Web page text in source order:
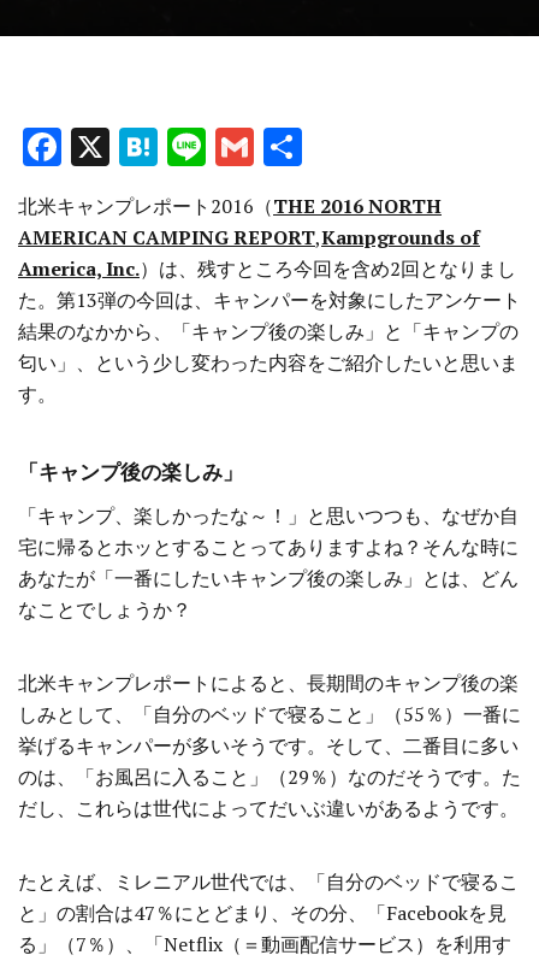
F
a
ce
b
o
o
k
X H
at
e
n
a
Li
e
G
ai
l
北米キャンプレポート2016（THE 2016 NORTH
AMERICAN CAMPING REPORT,Kampgrounds of
America, Inc.）は、残すところ今回を含め2回となりまし
た。第13弾の今回は、キャンパーを対象にしたアンケート
結果のなかから、「キャンプ後の楽しみ」と「キャンプの
匂い」、という少し変わった内容をご紹介したいと思いま
す。
「キャンプ後の楽しみ」
「キャンプ、楽しかったな～！」と思いつつも、なぜか自
宅に帰るとホッとすることってありますよね？そんな時に
あなたが「一番にしたいキャンプ後の楽しみ」とは、どん
なことでしょうか？
北米キャンプレポートによると、長期間のキャンプ後の楽
しみとして、「自分のベッドで寝ること」（55％）一番に
挙げるキャンパーが多いそうです。そして、二番目に多い
のは、「お風呂に入ること」（29％）なのだそうです。た
だし、これらは世代によってだいぶ違いがあるようです。
たとえば、ミレニアル世代では、「自分のベッドで寝るこ
と」の割合は47％にとどまり、その分、「Facebookを見
る」（7％）、「Netflix（＝動画配信サービス）を利用す